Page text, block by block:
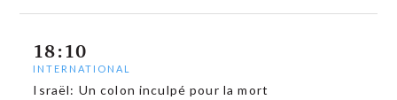
18:10
INTERNATIONAL
Israël: Un colon inculpé pour la mort